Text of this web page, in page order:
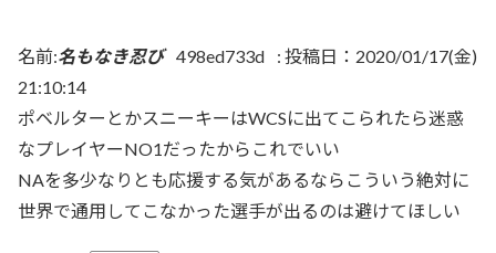
名前:名もなき忍び 498ed733d : 投稿日：2020/01/17(金)
21:10:14
ポベルターとかスニーキーはWCSに出てこられたら迷惑
なプレイヤーNO1だったからこれでいい
NAを多少なりとも応援する気があるならこういう絶対に
世界で通用してこなかった選手が出るのは避けてほしい